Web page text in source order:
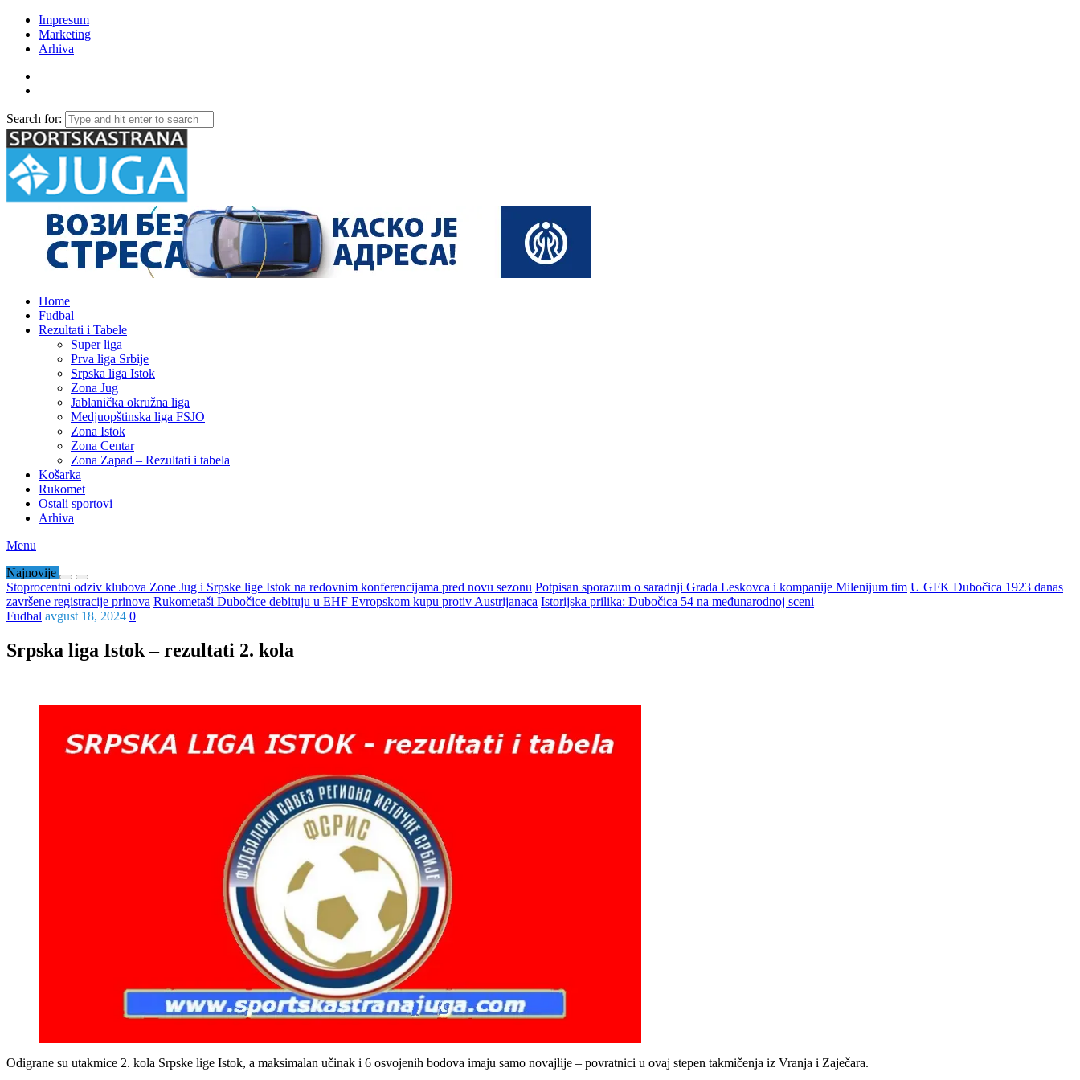
Impresum
Marketing
Arhiva
Search for:
Home
Fudbal
Rezultati i Tabele
Super liga
Prva liga Srbije
Srpska liga Istok
Zona Jug
Jablanička okružna liga
Medjuopštinska liga FSJO
Zona Istok
Zona Centar
Zona Zapad – Rezultati i tabela
Košarka
Rukomet
Ostali sportovi
Arhiva
Menu
Najnovije
Stoprocentni odziv klubova Zone Jug i Srpske lige Istok na redovnim konferencijama pred novu sezonu Potpisan sporazum o saradnji Grada Leskovca i kompanije Milenijum tim U GFK Dubočica 1923 danas
završene registracije prinova Rukometaši Dubočice debituju u EHF Evropskom kupu protiv Austrijanaca Istorijska prilika: Dubočica 54 na međunarodnoj sceni
Fudbal avgust 18, 2024 0
Srpska liga Istok – rezultati 2. kola
Odigrane su utakmice 2. kola Srpske lige Istok, a maksimalan učinak i 6 osvojenih bodova imaju samo novajlije – povratnici u ovaj stepen takmičenja iz Vranja i Zaječara.